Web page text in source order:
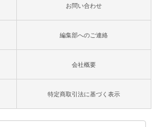
お問い合わせ
編集部へのご連絡
会社概要
特定商取引法に基づく表示